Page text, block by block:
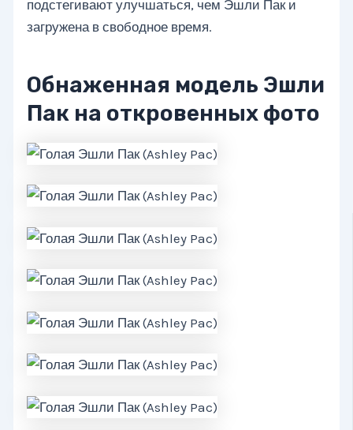
подстегивают улучшаться, чем Эшли Пак и
загружена в свободное время.
Обнаженная модель Эшли
Пак на откровенных фото